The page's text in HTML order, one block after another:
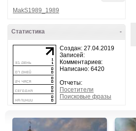
MakS1989_1989
-
Статистика
Создан: 27.04.2019
Записей:
Комментариев:
Написано: 6420
Отчеты:
Посетители
Поисковые фразы